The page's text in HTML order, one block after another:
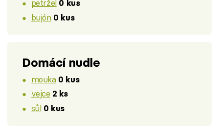
petržel 0 kus
bujón 0 kus
Domácí nudle
mouka 0 kus
vejce 2 ks
sůl 0 kus